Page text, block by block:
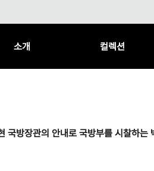
소개 컬렉션
국방장관의 안내로 국방부를 시찰하는